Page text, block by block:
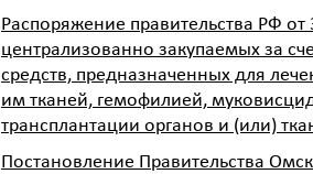
Распоряжение правительства РФ
централизованно закупаемых за
средств, предназначенных для
им тканей, гемофилией,
трансплантации органов и (или)
Постановление Правительства